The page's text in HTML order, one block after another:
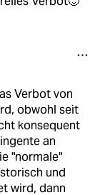
Verbot von
obwohl seit
konsequent
an
"normale"
und
wird, dann